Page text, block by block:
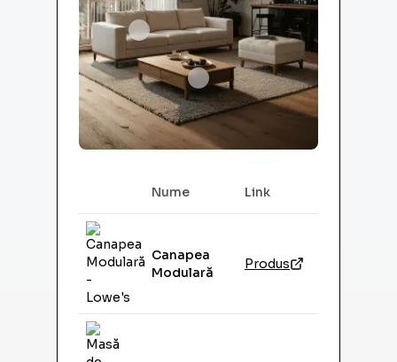
Nume Link
Canapea
Modulară
Produs